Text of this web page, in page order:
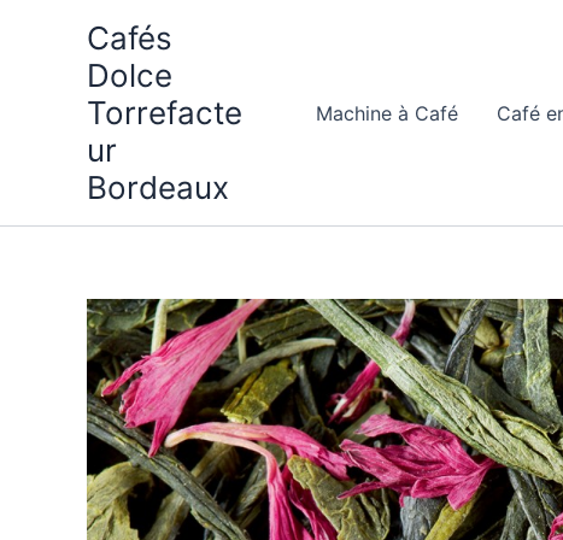
Cafés
Dolce
Torrefacte
ur
Bordeaux
Machine à Café Café